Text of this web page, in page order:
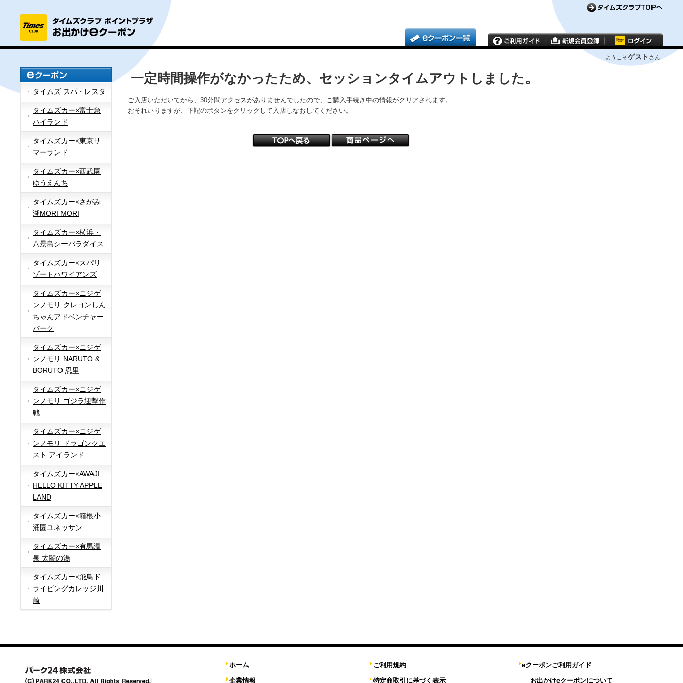
ようこそゲスト さん
タイムズ スパ・レスタ
タイムズカー×富士急
ハイランド
タイムズカー×東京サ
マーランド
タイムズカー×西武園
ゆうえんち
タイムズカー×さがみ
湖MORI MORI
タイムズカー×横浜・
八景島シーパラダイス
タイムズカー×スパリ
ゾートハワイアンズ
タイムズカー×ニジゲ
ンノモリ クレヨンしん
ちゃんアドベンチャー
パーク
タイムズカー×ニジゲ
ンノモリ NARUTO &
BORUTO 忍里
タイムズカー×ニジゲ
ンノモリ ゴジラ迎撃作
戦
タイムズカー×ニジゲ
ンノモリ ドラゴンクエ
スト アイランド
タイムズカー×AWAJI
HELLO KITTY APPLE
LAND
タイムズカー×箱根小
涌園ユネッサン
タイムズカー×有馬温
泉 太閤の湯
タイムズカー×飛鳥ド
ライビングカレッジ川
崎
一定時間操作がなかったため、セッションタイムアウトしました。
ご入店いただいてから、30分間アクセスがありませんでしたので、ご購入手続き中の情報がクリアされます。
おそれいりますが、下記のボタンをクリックして入店しなおしてください。
ホーム
企業情報
ご利用規約
特定商取引に基づく表示
eクーポンご利用ガイド
お出かけeクーポンについて